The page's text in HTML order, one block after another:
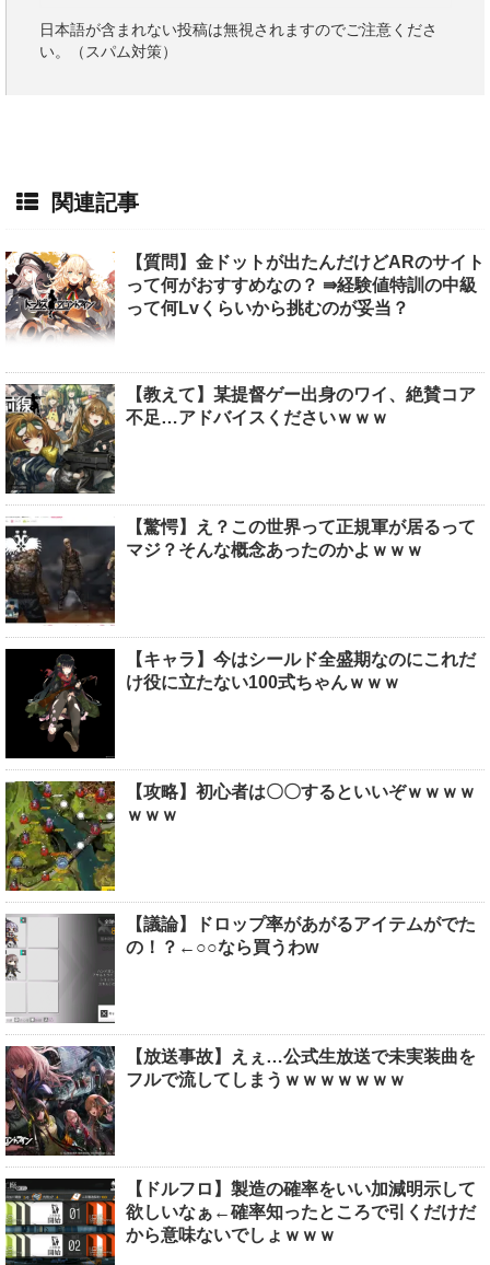
日本語が含まれない投稿は無視されますのでご注意くださ
い。（スパム対策）
関連記事
【質問】金ドットが出たんだけどARのサイト
って何がおすすめなの？ ⇛経験値特訓の中級
って何Lvくらいから挑むのが妥当？
【教えて】某提督ゲー出身のワイ、絶賛コア
不足…アドバイスくださいｗｗｗ
【驚愕】え？この世界って正規軍が居るって
マジ？そんな概念あったのかよｗｗｗ
【キャラ】今はシールド全盛期なのにこれだ
け役に立たない100式ちゃんｗｗｗ
【攻略】初心者は〇〇するといいぞｗｗｗｗ
ｗｗｗ
【議論】ドロップ率があがるアイテムがでた
の！？←○○なら買うわw
【放送事故】えぇ…公式生放送で未実装曲を
フルで流してしまうｗｗｗｗｗｗｗ
【ドルフロ】製造の確率をいい加減明示して
欲しいなぁ←確率知ったところで引くだけだ
から意味ないでしょｗｗｗ